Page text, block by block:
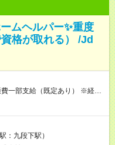
ムヘルパー✨重度
格が取れる） /Jd
一部支給（既定あり） ※経
社］ 無資格・未経験／月収
月収35.9万円 ［入社2年半］
試：九段下駅）